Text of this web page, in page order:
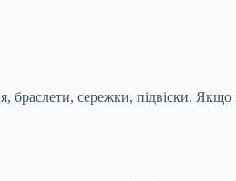
браслети, сережки, підвіски.